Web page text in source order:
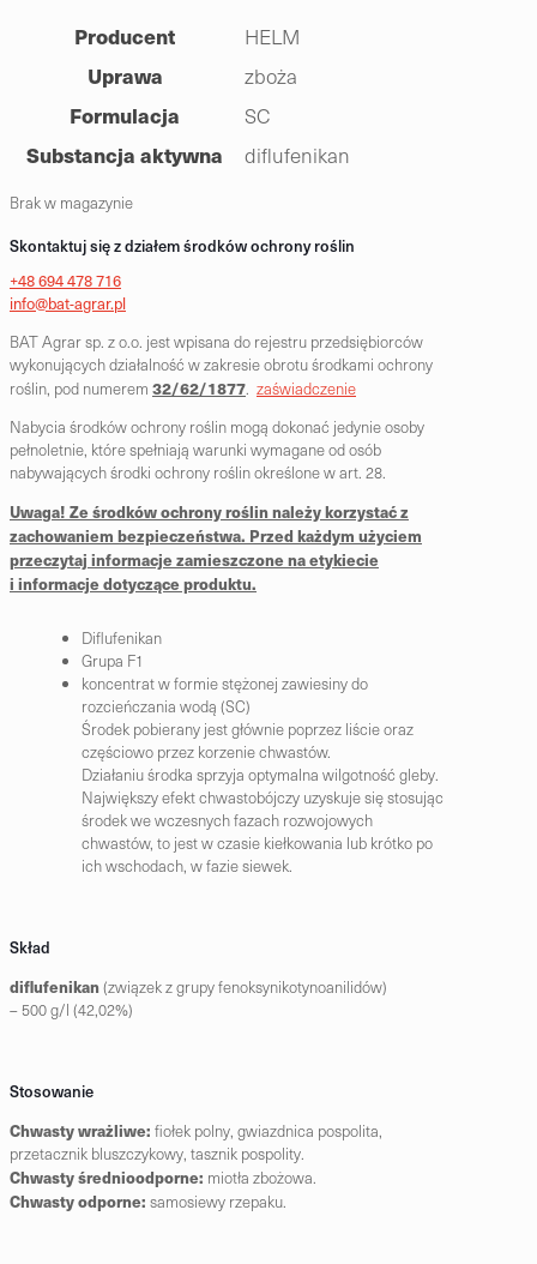
Producent HELM
Uprawa zboża
Formulacja SC
Substancja aktywna diflufenikan
Brak w magazynie
Skontaktuj się z działem środków ochrony roślin
+48 694 478 716
info@bat-agrar.pl
BAT Agrar sp. z o.o. jest wpisana do rejestru przedsiębiorców
wykonujących działalność w zakresie obrotu środkami ochrony
roślin, pod numerem 32/62/1877. zaświadczenie
Nabycia środków ochrony roślin mogą dokonać jedynie osoby
pełnoletnie, które spełniają warunki wymagane od osób
nabywających środki ochrony roślin określone w art. 28.
Uwaga! Ze środków ochrony roślin należy korzystać z
zachowaniem bezpieczeństwa. Przed każdym użyciem
przeczytaj informacje zamieszczone na etykiecie
i informacje dotyczące produktu.
Diflufenikan
Grupa F1
koncentrat w formie stężonej zawiesiny do
rozcieńczania wodą (SC)
Środek pobierany jest głównie poprzez liście oraz
częściowo przez korzenie chwastów.
Działaniu środka sprzyja optymalna wilgotność gleby.
Największy efekt chwastobójczy uzyskuje się stosując
środek we wczesnych fazach rozwojowych
chwastów, to jest w czasie kiełkowania lub krótko po
ich wschodach, w fazie siewek.
Skład
diflufenikan(związek z grupy fenoksynikotynoanilidów)
– 500 g/l (42,02%)
Stosowanie
Chwasty wrażliwe: fiołek polny, gwiazdnica pospolita,
przetacznik bluszczykowy, tasznik pospolity.
Chwasty średnioodporne: miotła zbożowa.
Chwasty odporne: samosiewy rzepaku.